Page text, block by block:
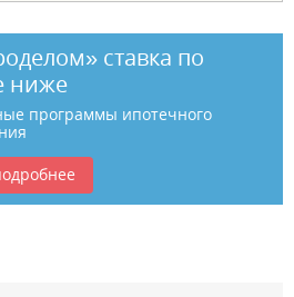
ставка по
ниже
программы ипотечного